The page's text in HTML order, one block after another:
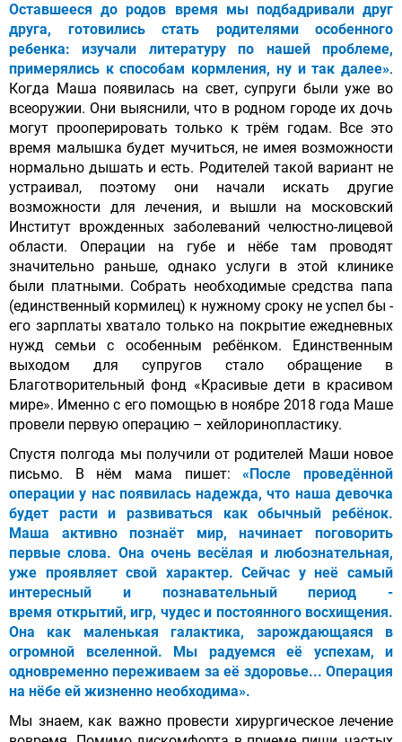
Оставшееся до родов время мы подбадривали друг
друга, готовились стать родителями особенного
ребенка: изучали литературу по нашей проблеме,
примерялись к способам кормления, ну и так далее».
Когда Маша появилась на свет, супруги были уже во
всеоружии. Они выяснили, что в родном городе их дочь
могут прооперировать только к трём годам. Все это
время малышка будет мучиться, не имея возможности
нормально дышать и есть. Родителей такой вариант не
устраивал, поэтому они начали искать другие
возможности для лечения, и вышли на московский
Институт врожденных заболеваний челюстно-лицевой
области. Операции на губе и нёбе там проводят
значительно раньше, однако услуги в этой клинике
были платными. Собрать необходимые средства папа
(единственный кормилец) к нужному сроку не успел бы -
его зарплаты хватало только на покрытие ежедневных
нужд семьи с особенным ребёнком. Единственным
выходом для супругов стало обращение в
Благотворительный фонд «Красивые дети в красивом
мире». Именно с его помощью в ноябре 2018 года Маше
провели первую операцию – хейлоринопластику.
Спустя полгода мы получили от родителей Маши новое
письмо. В нём мама пишет:«После проведённой
операции у нас появилась надежда, что наша девочка
будет расти и развиваться как обычный ребёнок.
Маша активно познаёт мир, начинает поговорить
первые слова. Она очень весёлая и любознательная,
уже проявляет свой характер. Сейчас у неё самый
интересный и познавательный период -
время открытий, игр, чудес и постоянного восхищения.
Она как маленькая галактика, зарождающаяся в
огромной вселенной. Мы радуемся её успехам, и
одновременно переживаем за её здоровье... Операция
на нёбе ей жизненно необходима».
Мы знаем, как важно провести хирургическое лечение